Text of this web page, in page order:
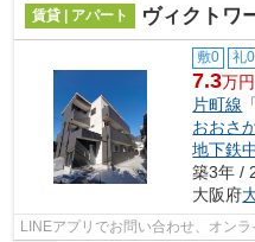
賃貸 | アパート ヴィクトワ
敷0 礼0
7.3万
片町線
おおさ
地下鉄
築3年 /
大阪府
LINEアプリでお問い合わせ、オン